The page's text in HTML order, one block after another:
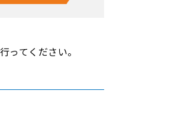
てください。